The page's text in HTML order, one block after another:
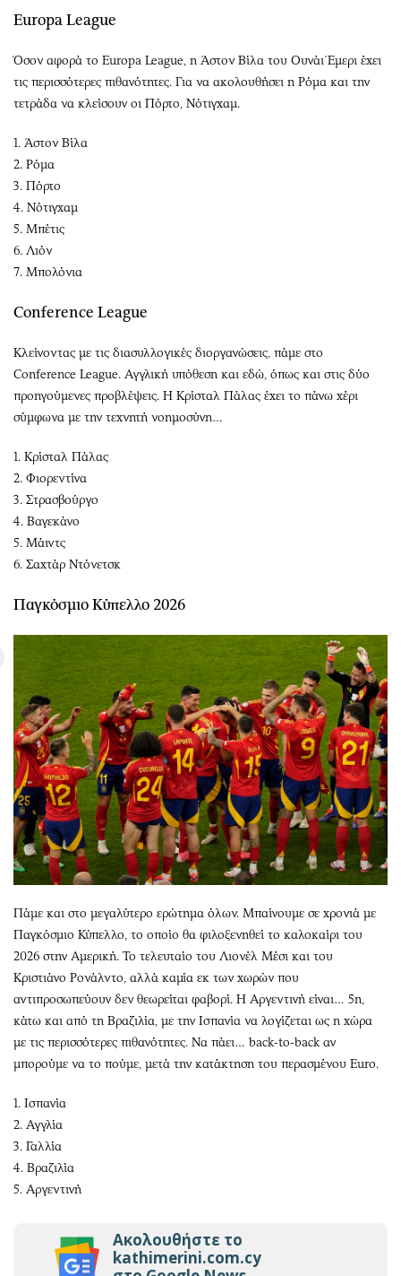
Europa League
Όσον αφορά το Europa League, η Άστον Βίλα του Ουνάι Έμερι έχει
τις περισσότερες πιθανότητες. Για να ακολουθήσει η Ρόμα και την
τετράδα να κλείσουν οι Πόρτο, Νότιγχαμ.
1. Άστον Βίλα
2. Ρόμα
3. Πόρτο
4. Νότιγχαμ
5. Μπέτις
6. Λιόν
7. Μπολόνια
Conference League
Κλείνοντας με τις διασυλλογικές διοργανώσεις, πάμε στο
Conference League. Αγγλική υπόθεση και εδώ, όπως και στις δύο
προηγούμενες προβλέψεις. Η Κρίσταλ Πάλας έχει το πάνω χέρι
σύμφωνα με την τεχνητή νοημοσύνη…
1. Κρίσταλ Πάλας
2. Φιορεντίνα
3. Στρασβούργο
4. Βαγεκάνο
5. Μάιντς
6. Σαχτάρ Ντόνετσκ
Παγκόσμιο Κύπελλο 2026
Πάμε και στο μεγαλύτερο ερώτημα όλων. Μπαίνουμε σε χρονιά με
Παγκόσμιο Κύπελλο, το οποίο θα φιλοξενηθεί το καλοκαίρι του
2026 στην Αμερική. Το τελευταίο του Λιονέλ Μέσι και του
Κριστιάνο Ρονάλντο, αλλά καμία εκ των χωρών που
αντιπροσωπεύουν δεν θεωρείται φαβορί. Η Αργεντινή είναι… 5η,
κάτω και από τη Βραζιλία, με την Ισπανία να λογίζεται ως η χώρα
με τις περισσότερες πιθανότητες. Να πάει… back-to-back αν
μπορούμε να το πούμε, μετά την κατάκτηση του περασμένου Euro.
1. Ισπανία
2. Αγγλία
3. Γαλλία
4. Βραζιλία
5. Αργεντινή
Ακολουθήστε το
kathimerini.com.cy